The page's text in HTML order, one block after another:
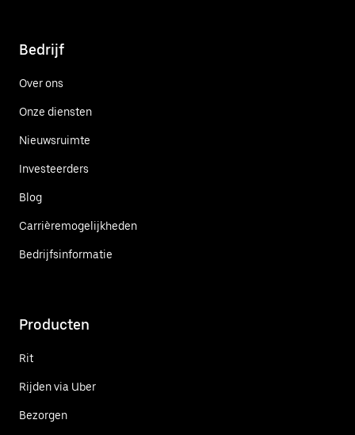
Bedrijf
Over ons
Onze diensten
Nieuwsruimte
Investeerders
Blog
Carrièremogelijkheden
Bedrijfsinformatie
Producten
Rit
Rijden via Uber
Bezorgen